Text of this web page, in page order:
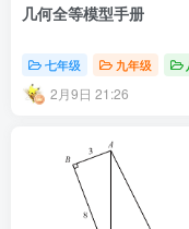
几何全等模型手册
七年级 九年级
2月9日 21:26